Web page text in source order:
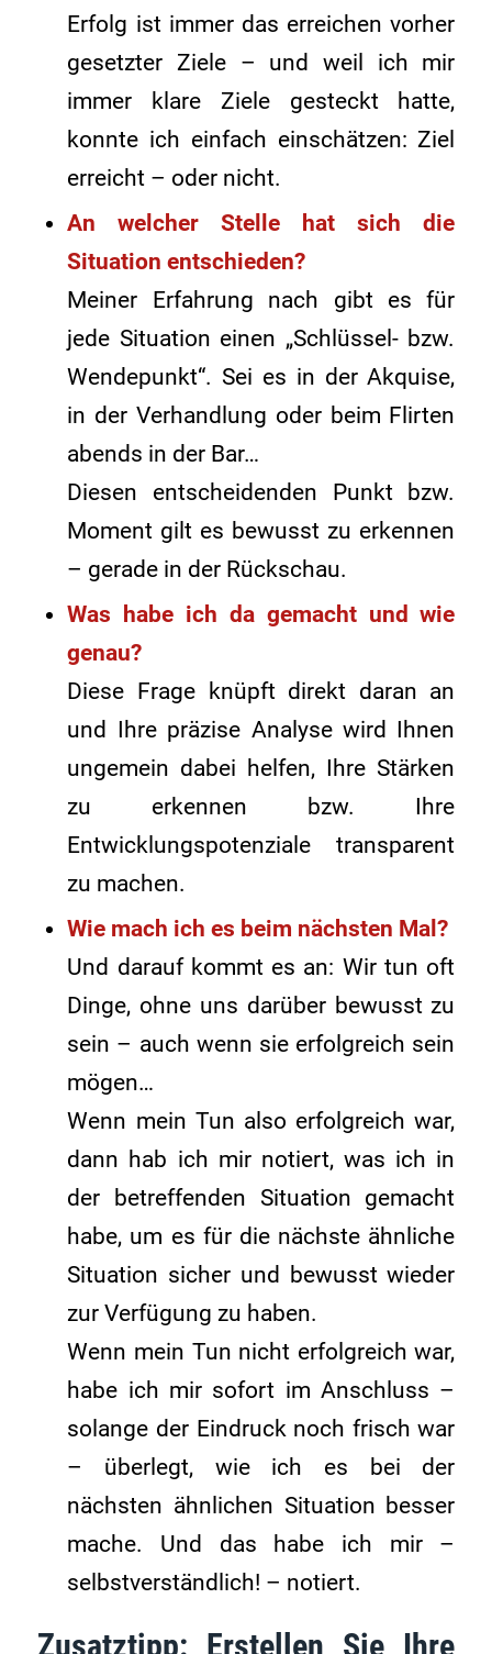
Erfolg ist immer das erreichen vorher
gesetzter Ziele – und weil ich mir
immer klare Ziele gesteckt hatte,
konnte ich einfach einschätzen: Ziel
erreicht – oder nicht.
An welcher Stelle hat sich die
Situation entschieden?
Meiner Erfahrung nach gibt es für
jede Situation einen „Schlüssel- bzw.
Wendepunkt“. Sei es in der Akquise,
in der Verhandlung oder beim Flirten
abends in der Bar…
Diesen entscheidenden Punkt bzw.
Moment gilt es bewusst zu erkennen
– gerade in der Rückschau.
Was habe ich da gemacht und wie
genau?
Diese Frage knüpft direkt daran an
und Ihre präzise Analyse wird Ihnen
ungemein dabei helfen, Ihre Stärken
zu erkennen bzw. Ihre
Entwicklungspotenziale transparent
zu machen.
Wie mach ich es beim nächsten Mal?
Und darauf kommt es an: Wir tun oft
Dinge, ohne uns darüber bewusst zu
sein – auch wenn sie erfolgreich sein
mögen…
Wenn mein Tun also erfolgreich war,
dann hab ich mir notiert, was ich in
der betreffenden Situation gemacht
habe, um es für die nächste ähnliche
Situation sicher und bewusst wieder
zur Verfügung zu haben.
Wenn mein Tun nicht erfolgreich war,
habe ich mir sofort im Anschluss –
solange der Eindruck noch frisch war
– überlegt, wie ich es bei der
nächsten ähnlichen Situation besser
mache. Und das habe ich mir –
selbstverständlich! – notiert.
Zusatztipp: Erstellen Sie Ihre